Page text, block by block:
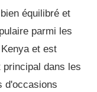
équilibré et
parmi les
et est
dans les
d'occasions